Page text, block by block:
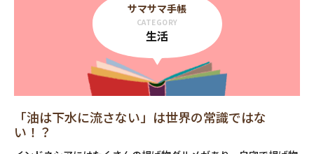
サマサマ手帳
CATEGORY
生活
「油は下水に流さない」は世界の常識ではな
い！？